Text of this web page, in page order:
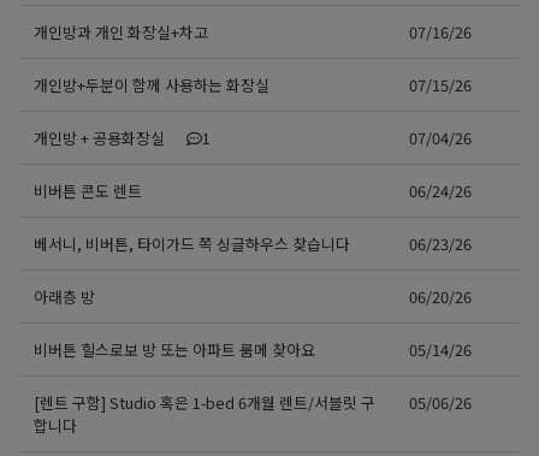
개인방과 개인 화장실+차고 07/16/26
개인방+두분이 함께 사용하는 화장실 07/15/26
개인방 + 공용화장실 1 07/04/26
비버튼 콘도 렌트 06/24/26
베서니, 비버튼, 타이가드 쪽 싱글하우스 찾습니다 06/23/26
아래층 방 06/20/26
비버튼 힐스로보 방 또는 아파트 룸메 찾아요 05/14/26
[렌트 구함] Studio 혹은 1-bed 6개월 렌트/서블릿 구
합니다
05/06/26